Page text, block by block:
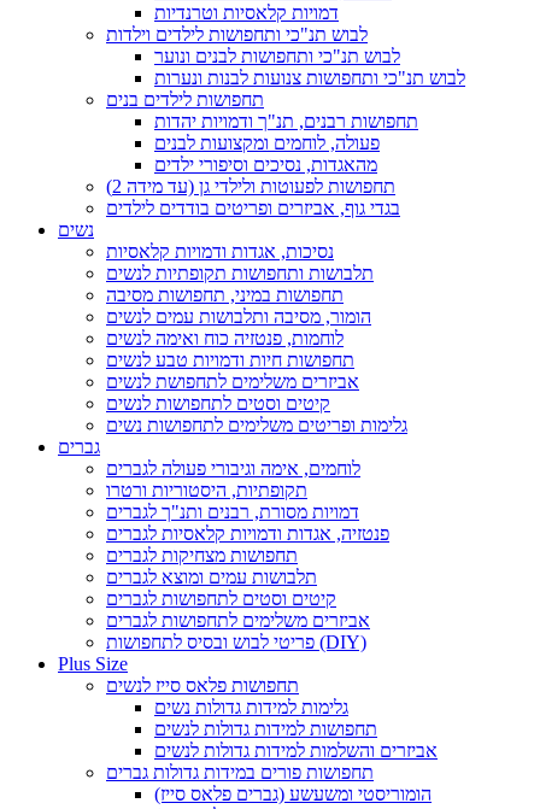
דמויות קלאסיות וטרנדיות
לבוש תנ"כי ותחפושות לילדים וילדות
לבוש תנ"כי ותחפושות לבנים ונוער
לבוש תנ"כי ותחפושות צנועות לבנות ונערות
תחפושות לילדים בנים
תחפושות רבנים, תנ"ך ודמויות יהדות
פעולה, לוחמים ומקצועות לבנים
מהאגדות, נסיכים וסיפורי ילדים
תחפושות לפעוטות ולילדי גן (עד מידה 2)
בגדי גוף, אביזרים ופריטים בודדים לילדים
נשים
נסיכות, אגדות ודמויות קלאסיות
תלבושות ותחפושות תקופתיות לנשים
תחפושות במיני, תחפושות מסיבה
הומור, מסיבה ותלבושות עמים לנשים
לוחמות, פנטזיה כוח ואימה לנשים
תחפושות חיות ודמויות טבע לנשים
אביזרים משלימים לתחפושת לנשים
קיטים וסטים לתחפושות לנשים
גלימות ופריטים משלימים לתחפושות נשים
גברים
לוחמים, אימה וגיבורי פעולה לגברים
תקופתיות, היסטוריות ורטרו
דמויות מסורת, רבנים ותנ"ך לגברים
פנטזיה, אגדות ודמויות קלאסיות לגברים
תחפושות מצחיקות לגברים
תלבושות עמים ומוצא לגברים
קיטים וסטים לתחפושות לגברים
אביזרים משלימים לתחפושות לגברים
פריטי לבוש ובסיס לתחפושות (DIY)
Plus Size
תחפושות פלאס סייז לנשים
גלימות למידות גדולות נשים
תחפושות למידות גדולות לנשים
אביזרים והשלמות למידות גדולות לנשים
תחפושות פורים במידות גדולות גברים
הומוריסטי ומשעשע (גברים פלאס סייז)